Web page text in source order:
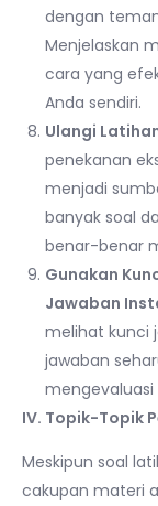
dengan
Menjelaskan
cara yang
Anda sendiri.
Ulangi
penekanan
menjadi
banyak soal
benar-benar
Gunakan
Jawaban
melihat kunci
jawaban
mengevaluasi
IV. Topik-Topik
Meskipun soal
cakupan materi